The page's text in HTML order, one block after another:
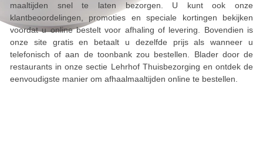
maaltijden snel te laten bezorgen. U kunt ook onze
klantbeoordelingen, promoties en speciale kortingen bekijken
voordat u online bestelt voor afhaling of levering. Bovendien is
onze site gratis en betaalt u dezelfde prijs als wanneer u
telefonisch of aan de toonbank zou bestellen. Blader door de
restaurants in onze sectie Lehrhof Thuisbezorging en ontdek de
eenvoudigste manier om afhaalmaaltijden online te bestellen.